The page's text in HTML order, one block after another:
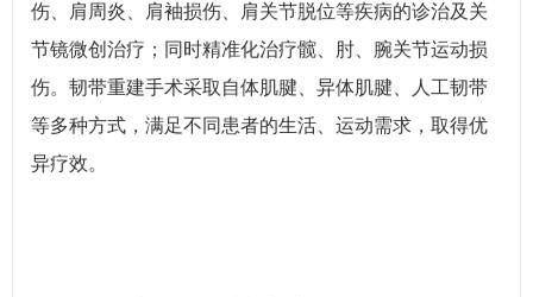
伤、肩周炎、肩袖损伤、肩关节脱位等疾病的诊治及关
节镜微创治疗；同时精准化治疗髋、肘、腕关节运动损
伤。韧带重建手术采取自体肌腱、异体肌腱、人工韧带
等多种方式，满足不同患者的生活、运动需求，取得优
异疗效。